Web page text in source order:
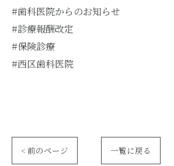
#歯科医院からのお知らせ
#診療報酬改定
#保険診療
#西区歯科医院
< 前のページ 一覧に戻る